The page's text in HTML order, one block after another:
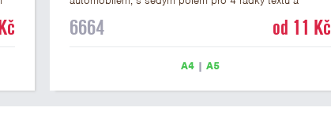
máme ve formátu A4 a A5. Papírový diplom s motivem
6664 od 11 Kč
A4| A5